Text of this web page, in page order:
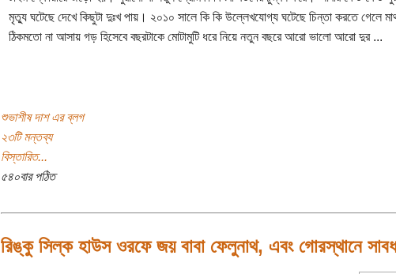
মৃত্যু ঘটেছে দেখে কিছুটা দুঃখ পায়। ২০১০ সালে কি কি উল্লেখযোগ্য ঘটেছে চিন্তা করতে গেলে
ঠিকমতো না আসায় গড় হিসেবে বছরটাকে মোটামুটি ধরে নিয়ে নতুন বছরে আরো ভালো আরো দুর ...
শুভাশীষ দাশ এর ব্লগ
২৩টি মন্তব্য
বিস্তারিত...
৫৪০বার পঠিত
রিঙ্কু সিল্ক হাউস ওরফে জয় বাবা ফেলুনাথ, এবং গোরস্থানে